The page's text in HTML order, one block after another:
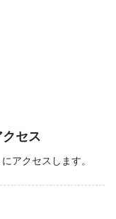
セス
アクセスします。